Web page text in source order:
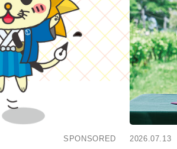
SPONSORED 2026.07.13